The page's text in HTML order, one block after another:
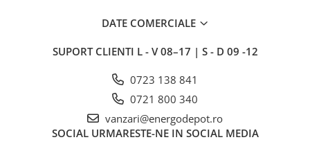
DATE COMERCIALE
SUPORT CLIENTI L - V 08–17 | S - D 09 -12
0723 138 841
0721 800 340
vanzari@energodepot.ro
SOCIAL URMARESTE-NE IN SOCIAL MEDIA